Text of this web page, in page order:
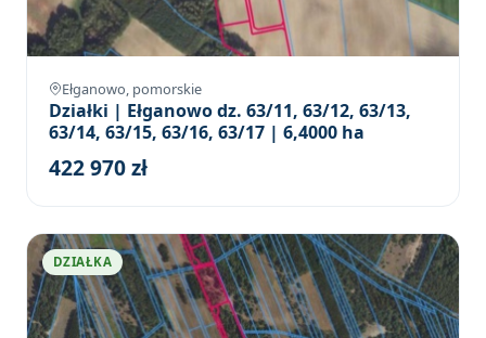
Ełganowo, pomorskie
Działki | Ełganowo dz. 63/11, 63/12, 63/13,
63/14, 63/15, 63/16, 63/17 | 6,4000 ha
422 970 zł
DZIAŁKA